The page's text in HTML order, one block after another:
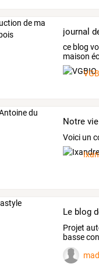
ce blog
maison
Notre
Voici un
Le blog
Projet
basse
bassin